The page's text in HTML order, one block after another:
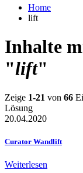
Home
lift
Inhalte
"lift"
Zeige 1-21 von 66
Lösung
20.04.2020
Curator Wandlift
Weiterlesen